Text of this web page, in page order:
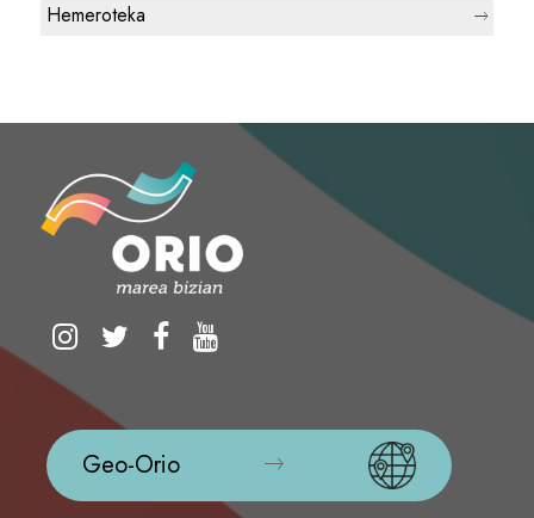
Hemeroteka
Geo-Orio